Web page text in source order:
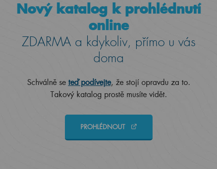
Nový katalog k prohlédnutí
online
ZDARMA a kdykoliv, přímo u vás
doma
Schválně se teď podívejte, že stojí opravdu za to.
Takový katalog prostě musíte vidět.
PROHLÉDNOUT